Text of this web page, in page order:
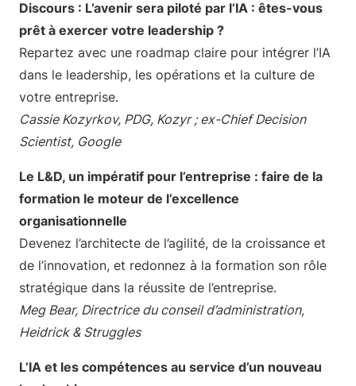
Discours : L’avenir sera piloté par l’IA : êtes-vous
prêt à exercer votre leadership ?
Repartez avec une roadmap claire pour intégrer l’IA
dans le leadership, les opérations et la culture de
votre entreprise.
Cassie Kozyrkov, PDG, Kozyr ; ex-Chief Decision
Scientist, Google
Le L&D, un impératif pour l’entreprise : faire de la
formation le moteur de l’excellence
organisationnelle
Devenez l’architecte de l’agilité, de la croissance et
de l’innovation, et redonnez à la formation son rôle
stratégique dans la réussite de l’entreprise.
Meg Bear, Directrice du conseil d’administration,
Heidrick & Struggles
L’IA et les compétences au service d’un nouveau